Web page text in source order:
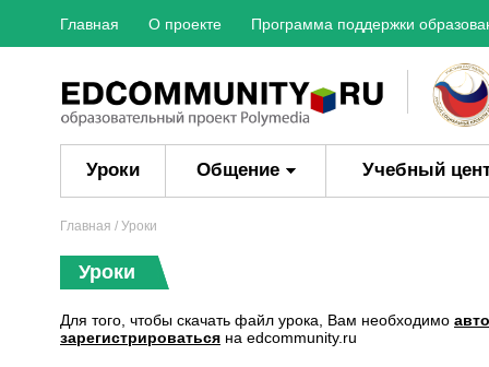
Главная О проекте Программа поддержки
Уроки Общение Учебный
Главная / Уроки
Уроки
Для того, чтобы скачать файл урока, Вам необходимо
зарегистрироваться на edcommunity.ru